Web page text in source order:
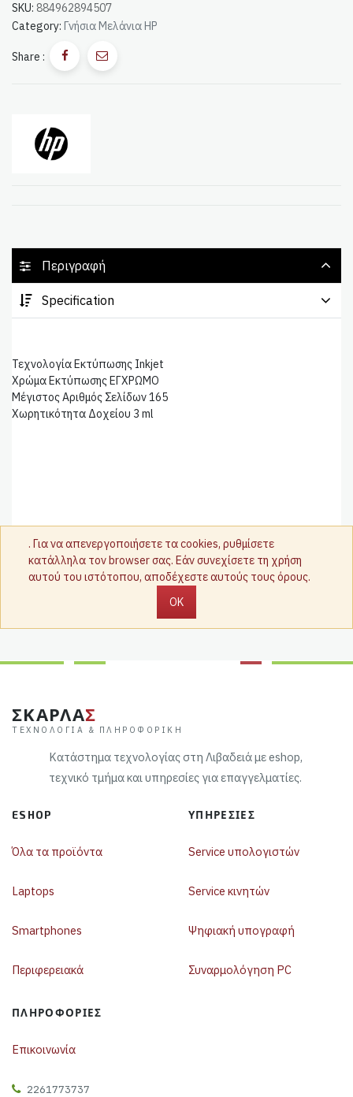
SKU: 884962894507
Category: Γνήσια Μελάνια HP
Share :
Περιγραφή
Specification
Τεχνολογία Εκτύπωσης Inkjet
Χρώμα Εκτύπωσης ΕΓΧΡΩΜΟ
Μέγιστος Αριθμός Σελίδων 165
Χωρητικότητα Δοχείου 3 ml
. Για να απενεργοποιήσετε τα cookies, ρυθμίσετε
κατάλληλα τον browser σας. Εάν συνεχίσετε τη χρήση
αυτού του ιστότοπου, αποδέχεστε αυτούς τους όρους.
OK
ΣΚΑΡΛΑΣ
ΤΕΧΝΟΛΟΓΊΑ & ΠΛΗΡΟΦΟΡΙΚΉ
Κατάστημα τεχνολογίας στη Λιβαδειά με eshop,
τεχνικό τμήμα και υπηρεσίες για επαγγελματίες.
ESHOP
Όλα τα προϊόντα
Laptops
Smartphones
Περιφερειακά
ΥΠΗΡΕΣΊΕΣ
Service υπολογιστών
Service κινητών
Ψηφιακή υπογραφή
Συναρμολόγηση PC
ΠΛΗΡΟΦΟΡΊΕΣ
Επικοινωνία
2261773737